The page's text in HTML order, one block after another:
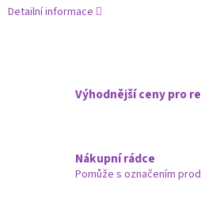
Detailní informace
Výhodnější ceny pro
Nákupní rádce
Pomůže s označením